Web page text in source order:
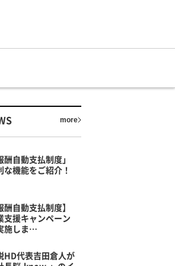
more
酬自動支払制度」
な機能をご紹介！
酬自動支払制度】
支援キャンペーン
施しま…
HD代表吉田倉人が